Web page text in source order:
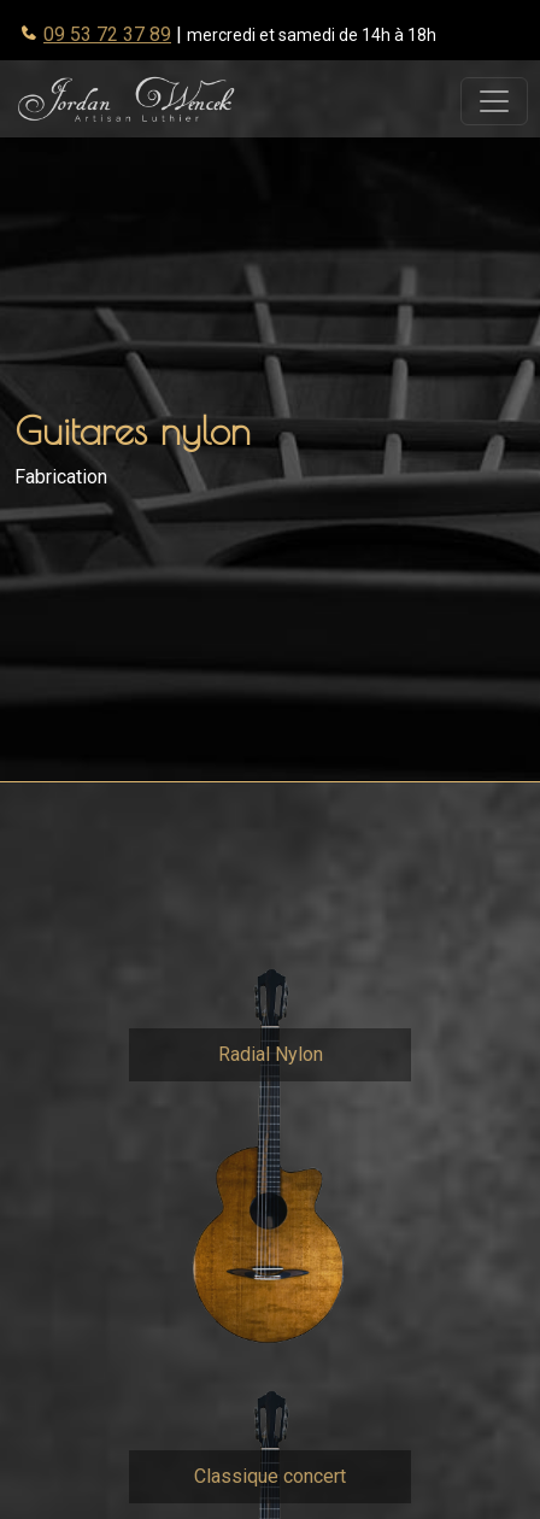
09 53 72 37 89 | mercredi et samedi de 14h à 18h
Guitares nylon
Fabrication
Radial Nylon
Classique concert